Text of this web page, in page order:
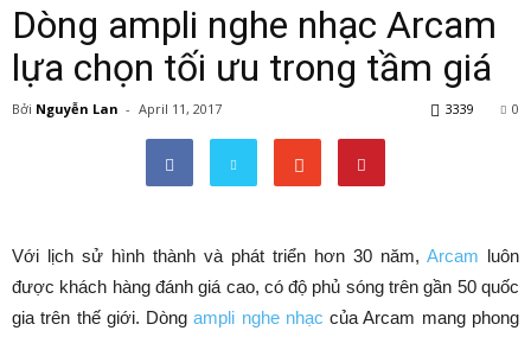
Dòng ampli nghe nhạc Arcam
lựa chọn tối ưu trong tầm giá
Bởi Nguyễn Lan - April 11, 2017 0
3339
Với lịch sử hình thành và phát triển hơn 30 năm, Arcam luôn
được khách hàng đánh giá cao, có độ phủ sóng trên gần 50 quốc
gia trên thế giới. Dòngampli nghe nhạc của Arcam mang phong